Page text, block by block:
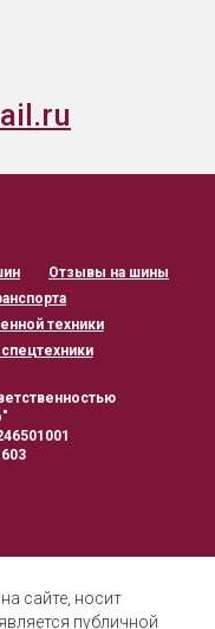
Отзывы на шины
техники
сайте, носит
публичной